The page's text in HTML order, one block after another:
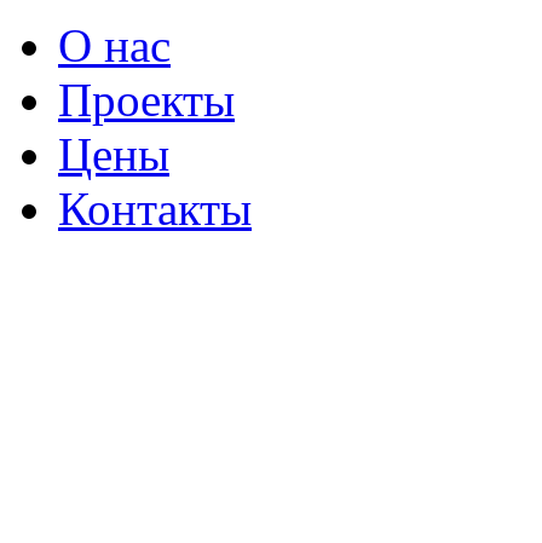
О нас
Проекты
Цены
Контакты